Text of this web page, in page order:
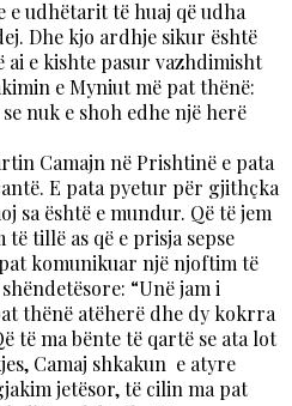
e udhëtarit të huaj që udha
Dhe kjo ardhje sikur është
e kishte pasur vazhdimisht
e Myniut më pat thënë:
nuk e shoh edhe një herë
Camajn në Prishtinë e pata
E pata pyetur për gjithçka
sa është e mundur. Që të jem
tillë as që e prisja sepse
komunikuar një njoftim të
“Unë jam i
thënë atëherë dhe dy kokrra
të ma bënte të qartë se ata lot
Camaj shkakun e atyre
jetësor, të cilin ma pat